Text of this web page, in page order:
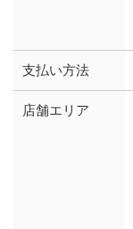
支払い方法
店舗エリア